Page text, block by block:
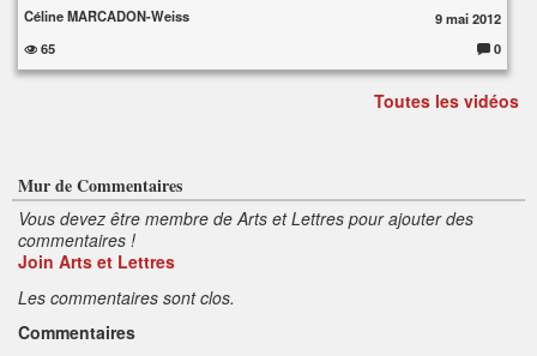
Céline MARCADON-Weiss
9 mai 2012
65
o
m
0
Toutes les vidéos
Mur de Commentaires
Vous devez être membre de Arts et Lettres pour ajouter des
commentaires !
Join Arts et Lettres
Les commentaires sont clos.
Commentaires